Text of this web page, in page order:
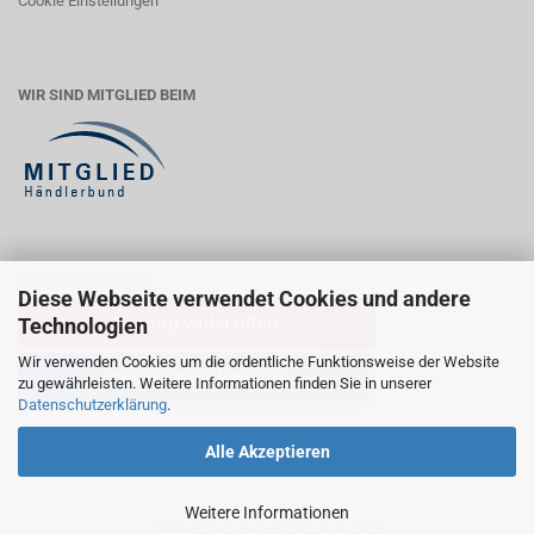
Diese Webseite verwendet Cookies und andere
Technologien
Wir verwenden Cookies um die ordentliche Funktionsweise der Website
zu gewährleisten. Weitere Informationen finden Sie in unserer
Datenschutzerklärung.
Alle Akzeptieren
Weitere Informationen
WIR SIND MITGLIED BEIM
Vertrag widerrufen
Widerrufsbelehrung